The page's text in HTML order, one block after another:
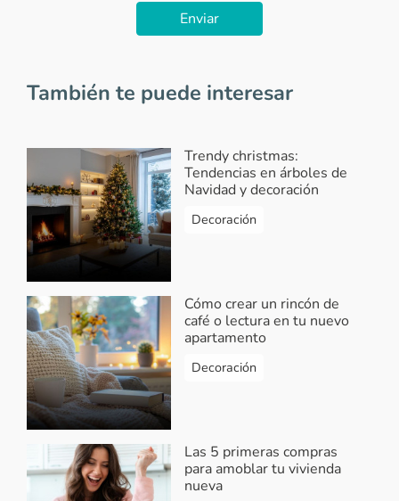
Enviar
También te puede interesar
Trendy christmas:
Tendencias en árboles de
Navidad y decoración
Decoración
Cómo crear un rincón de
café o lectura en tu nuevo
apartamento
Decoración
Las 5 primeras compras
para amoblar tu vivienda
nueva